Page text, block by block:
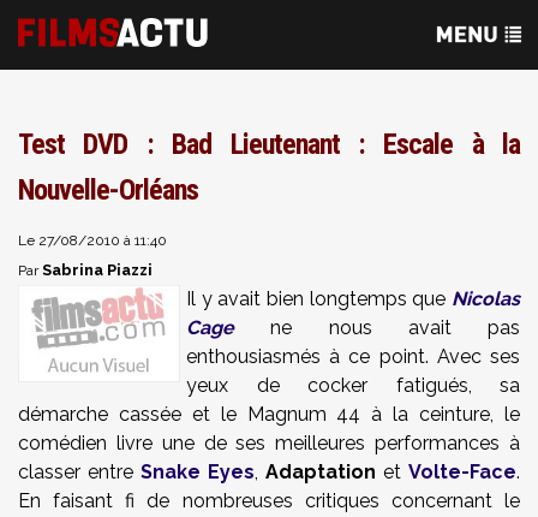
Test DVD : Bad Lieutenant : Escale à la
Nouvelle-Orléans
Le 27/08/2010 à 11:40
ParSabrina Piazzi
Il y avait bien longtemps que Nicolas
Cagene nous avait pas
enthousiasmés à ce point. Avec ses
yeux de cocker fatigués, sa
démarche cassée et le Magnum 44 à la ceinture, le
comédien livre une de ses meilleures performances à
classer entre Snake Eyes, Adaptation et Volte-Face.
En faisant fi de nombreuses critiques concernant le